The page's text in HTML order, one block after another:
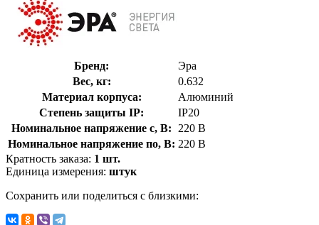
Бренд:
Эра
Вес, кг:
0.632
Материал корпуса:
Алюминий
Степень защиты IP:
IP20
Номинальное напряжение с, В:
220 В
Номинальное напряжение по, В: 220 В
Кратность заказа: 1 шт.
Единица измерения: штук
Сохранить или поделиться с близкими: